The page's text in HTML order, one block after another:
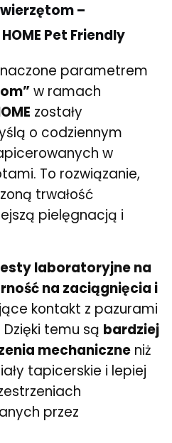
–
Pet Friendly
parametrem
w ramach
zostały
o codziennym
w
To rozwiązanie,
trwałość
pielęgnacją i
laboratoryjne na
na zaciągnięcia i
kontakt z pazurami
temu są bardziej
mechaniczne niż
tapicerskie i lepiej
przez